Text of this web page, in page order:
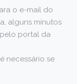
o e-mail do
alguns minutos
portal da
necessário se